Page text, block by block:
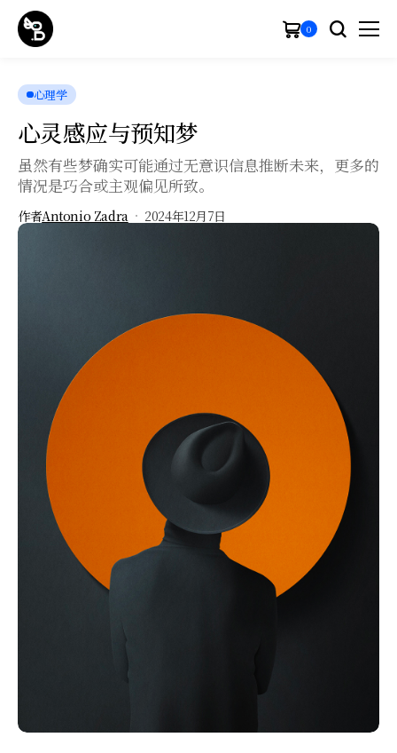
0
心理学
心灵感应与预知梦
虽然有些梦确实可能通过无意识信息推断未来，更多的
情况是巧合或主观偏见所致。
作者Antonio Zadra 2024年12月7日